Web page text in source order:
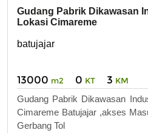
Gudang Pabrik Dikawasan
Lokasi Cimareme
batujajar
13000 m2 0 KT 3 KM
Gudang Pabrik Dikawasan
Cimareme Batujajar ,akses
Gerbang Tol